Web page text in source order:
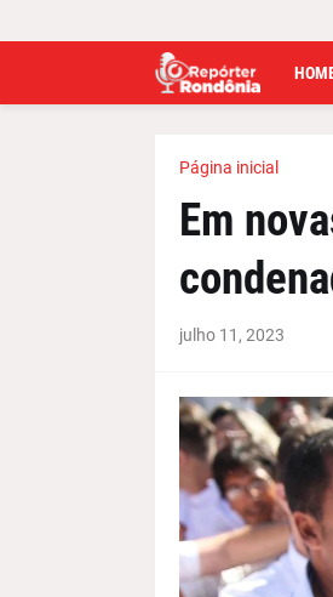
Página inicial
Em
julho 11, 2023